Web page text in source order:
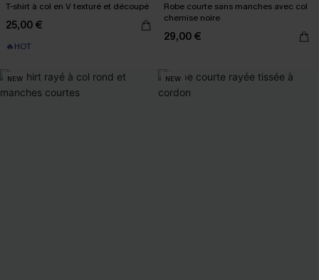
T-shirt à col en V texturé et découpé
25,00 €
🔥HOT
Robe courte sans manches avec col
chemise noire
29,00 €
NEW NEW